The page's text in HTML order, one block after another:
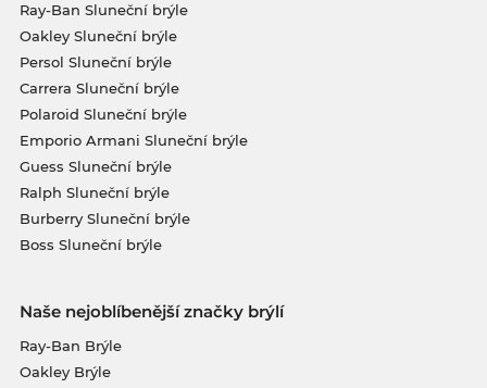
Ray-Ban Sluneční brýle
Oakley Sluneční brýle
Persol Sluneční brýle
Carrera Sluneční brýle
Polaroid Sluneční brýle
Emporio Armani Sluneční brýle
Guess Sluneční brýle
Ralph Sluneční brýle
Burberry Sluneční brýle
Boss Sluneční brýle
Naše nejoblíbenější značky brýlí
Ray-Ban Brýle
Oakley Brýle